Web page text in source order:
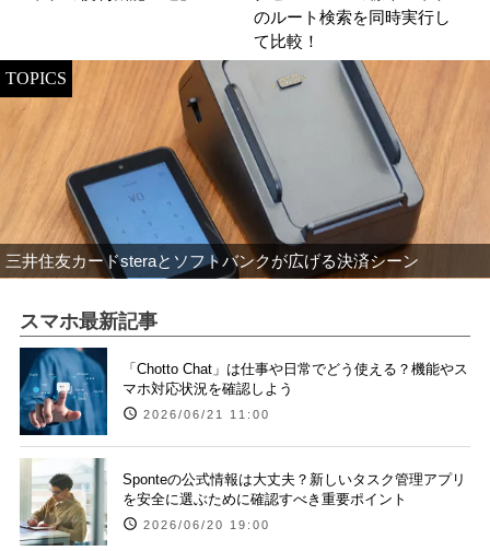
のルート検索を同時実行し
て比較！
TOPICS
三井住友カードsteraとソフトバンクが広げる決済シーン
スマホ最新記事
「Chotto Chat」は仕事や日常でどう使える？機能やス
マホ対応状況を確認しよう
2026/06/21 11:00
Sponteの公式情報は大丈夫？新しいタスク管理アプリ
を安全に選ぶために確認すべき重要ポイント
2026/06/20 19:00